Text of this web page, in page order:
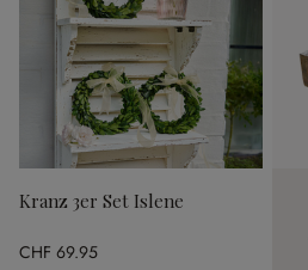
Kranz 3er Set Islene
CHF 69.95